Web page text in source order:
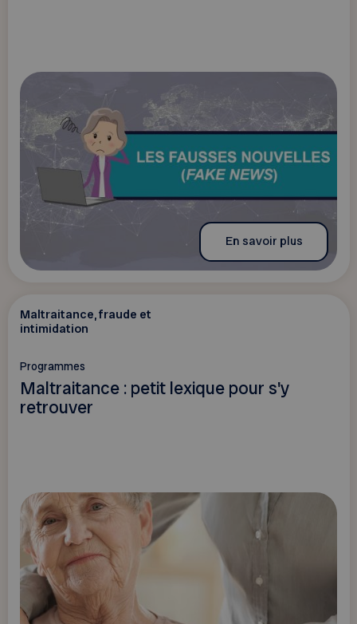
En savoir plus
Maltraitance, fraude et
intimidation
Programmes
Maltraitance : petit lexique pour s'y
retrouver